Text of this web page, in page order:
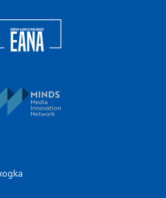
of the Balkan News Agencies
Newsroom